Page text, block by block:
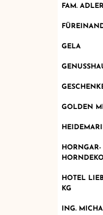
FAM. ADLER
GELA
GOLDEN
HOTEL
KG
ING.